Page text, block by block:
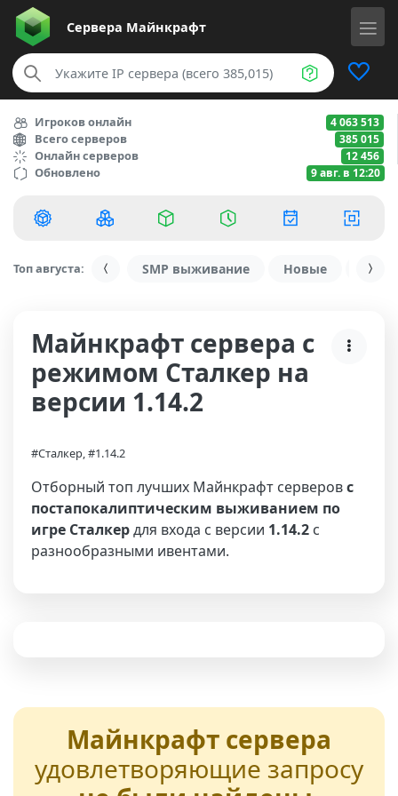
Сервера Майнкрафт
Игроков онлайн 4 063 513
Всего серверов 385 015
Онлайн серверов 12 456
Обновлено 9 авг. в 12:20
Топ августа: SMP выживание Новые С
Майнкрафт сервера с
режимом Сталкер на
версии 1.14.2
#Сталкер, #1.14.2
Отборный топ лучших Майнкрафт серверовс
постапокалиптическим выживанием по
игре Сталкердля входа с версии 1.14.2 с
разнообразными ивентами.
Майнкрафт сервера
удовлетворяющие запросу